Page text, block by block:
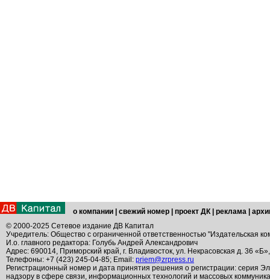
о компании свежий номер проект ДК реклама
© 2000-2025 Сетевое издание ДВ Капитал
Учредитель: Общество с ограниченной ответственностью "Издательская
И.о. главного редактора: Голубь Андрей Александрович
Адрес: 690014, Приморский край, г. Владивосток, ул. Некрасовская д. 36
Телефоны: +7 (423) 245-04-85; Email: priem@zrpress.ru
Регистрационный номер и дата принятия решения о регистрации: серия
надзору в сфере связи, информационных технологий и массовых